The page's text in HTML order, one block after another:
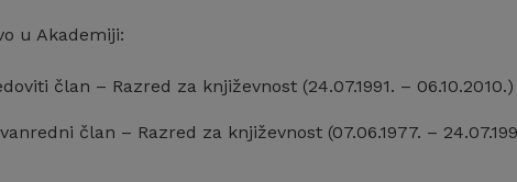
u Akademiji:
član – Razred za književnost (24.07.1991. – 06.10.2010.)
član – Razred za književnost (07.06.1977. –